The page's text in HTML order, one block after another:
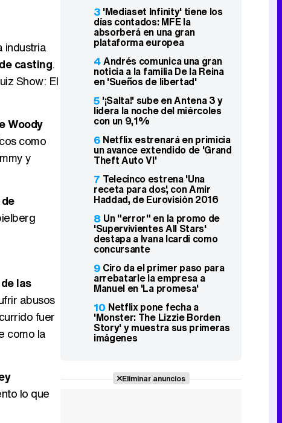
industria
casting.
Show: El
Woody
como
y
las
abusos
fuer
como la
lo que
3 'Mediaset Infinity' tiene los
días contados: MFE la
absorberá en una gran
plataforma europea
4Andrés comunica una gran
noticia a la familia De la Reina
en 'Sueños de libertad'
5 '¡Salta!' sube en Antena 3 y
lidera la noche del miércoles
con un 9,1%
6 Netflix estrenará en primicia
un avance extendido de 'Grand
Theft Auto VI'
7 Telecinco estrena 'Una
receta para dos', con Amir
Haddad, de Eurovisión 2016
8 Un "error" en la promo de
'Supervivientes All Stars'
destapa a Ivana Icardi como
concursante
9 Ciro da el primer paso para
arrebatarle la empresa a
Manuel en 'La promesa'
10 Netflix pone fecha a
'Monster: The Lizzie Borden
Story' y muestra sus primeras
imágenes
Eliminar anuncios